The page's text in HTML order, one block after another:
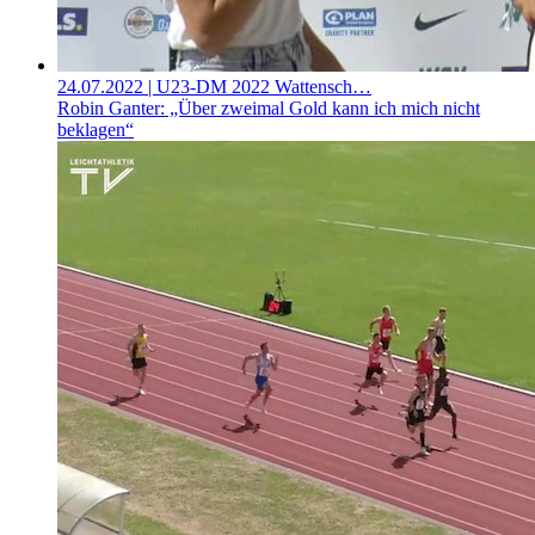
24.07.2022 | U23-DM 2022 Wattensch…
Robin Ganter: „Über zweimal Gold kann ich mich nicht
beklagen“